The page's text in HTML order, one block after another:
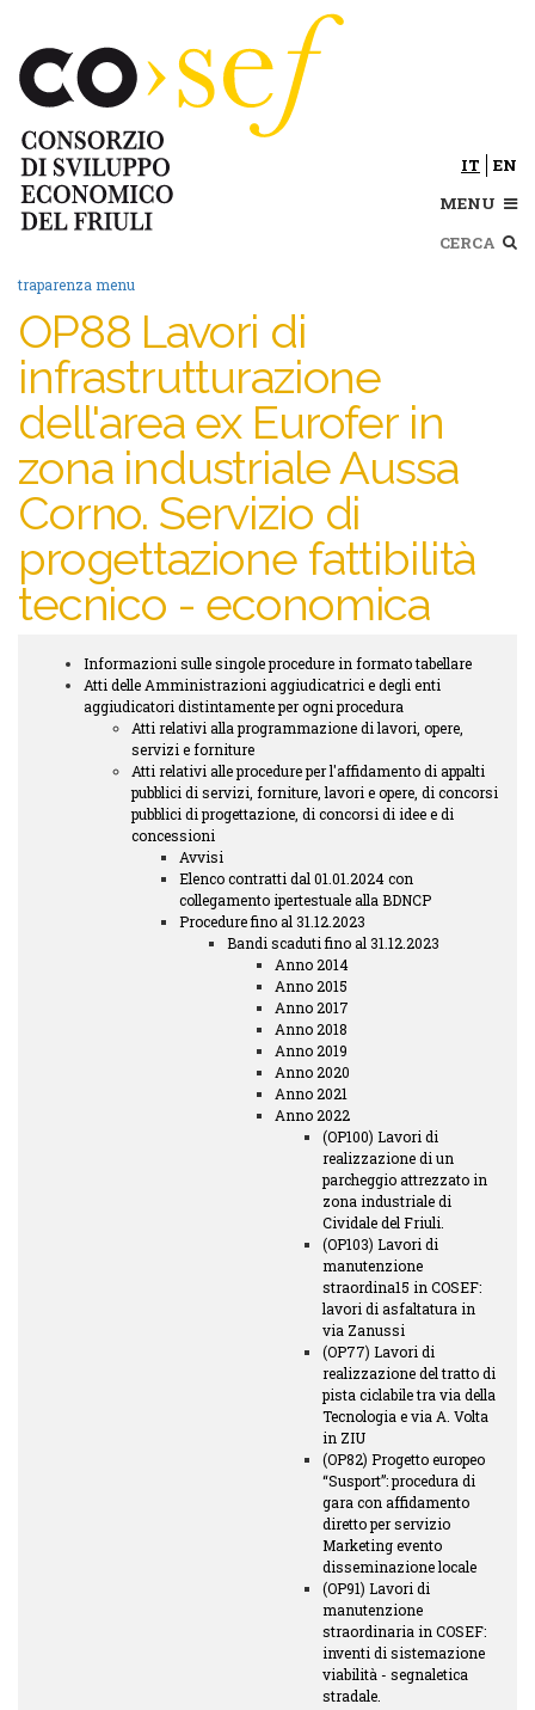
contenuto
principale
IT
EN
MENU
traparenza menu
OP88 Lavori di
infrastrutturazione
dell'area ex Eurofer in
zona industriale Aussa
Corno. Servizio di
progettazione fattibilità
tecnico - economica
Trasparenza
submenu
Informazioni sulle singole procedure in formato tabellare
Atti delle Amministrazioni aggiudicatrici e degli enti
aggiudicatori distintamente per ogni procedura
Atti relativi alla programmazione di lavori, opere,
servizi e forniture
Atti relativi alle procedure per l'affidamento di appalti
pubblici di servizi, forniture, lavori e opere, di concorsi
pubblici di progettazione, di concorsi di idee e di
concessioni
Avvisi
Elenco contratti dal 01.01.2024 con
collegamento ipertestuale alla BDNCP
Procedure fino al 31.12.2023
Bandi scaduti fino al 31.12.2023
Anno 2014
Anno 2015
Anno 2017
Anno 2018
Anno 2019
Anno 2020
Anno 2021
Anno 2022
(OP100) Lavori di
realizzazione di un
parcheggio attrezzato in
zona industriale di
Cividale del Friuli.
(OP103) Lavori di
manutenzione
straordina15 in COSEF:
lavori di asfaltatura in
via Zanussi
(OP77) Lavori di
realizzazione del tratto di
pista ciclabile tra via della
Tecnologia e via A. Volta
in ZIU
(OP82) Progetto europeo
“Susport”: procedura di
gara con affidamento
diretto per servizio
Marketing evento
disseminazione locale
(OP91) Lavori di
manutenzione
straordinaria in COSEF:
inventi di sistemazione
viabilità - segnaletica
stradale.